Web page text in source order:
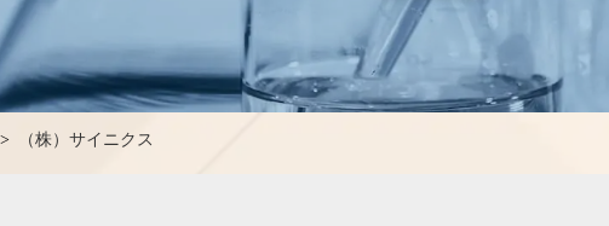
（株）サイニクス